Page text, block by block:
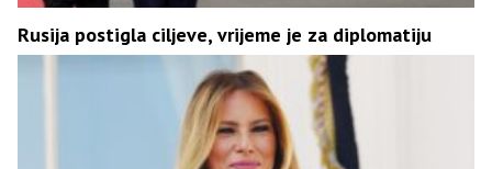
Rusija postigla ciljeve, vrijeme je za diplomatiju